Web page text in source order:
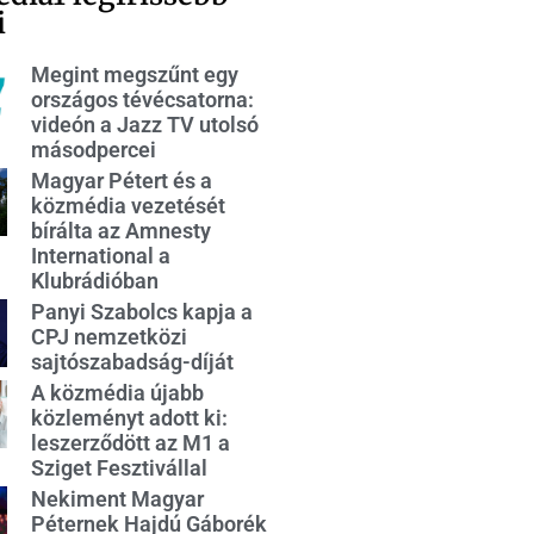
Megint megszűnt egy
országos tévécsatorna:
videón a Jazz TV utolsó
másodpercei
Magyar Pétert és a
közmédia vezetését
bírálta az Amnesty
International a
Klubrádióban
Panyi Szabolcs kapja a
CPJ nemzetközi
sajtószabadság-díját
A közmédia újabb
közleményt adott ki:
leszerződött az M1 a
Sziget Fesztivállal
Nekiment Magyar
Péternek Hajdú Gáborék